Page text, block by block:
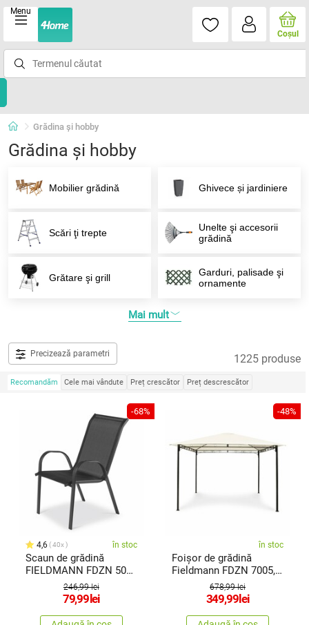
Menu
Coşul
Grădina şi hobby
Grădina şi hobby
Mobilier grădină Ghivece și jardiniere
Scări ţi trepte
Unelte şi accesorii
grădină
Grătare şi grill
Garduri, palisade şi
ornamente
Mai mult
Precizează parametri 1225 produse
Recomandăm Cele mai vândute Preț crescător Preț descrescător
-68%
4,6 40x în stoc
Scaun de grădină
FIELDMANN FDZN 5010
246,99 lei
79,99 lei
-48%
în stoc
Foișor de grădină
Fieldmann FDZN 7005, 3
678,99 lei
349,99 lei